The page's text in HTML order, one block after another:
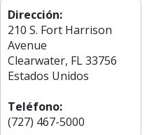
Dirección:
210 S. Fort Harrison
Avenue
Clearwater, FL 33756
Estados Unidos
Teléfono:
(727) 467-5000